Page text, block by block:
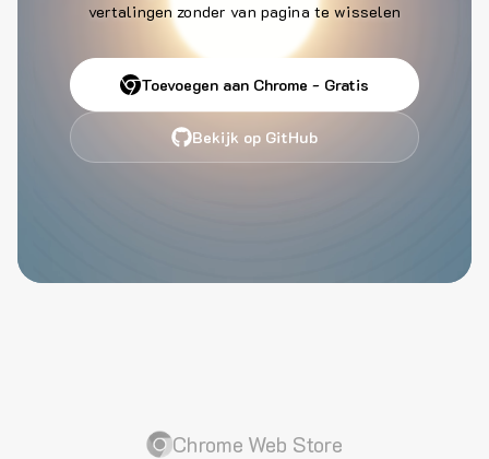
vertalingen zonder van pagina te wisselen
Toevoegen aan Chrome - Gratis
Bekijk op GitHub
Chrome Web Store